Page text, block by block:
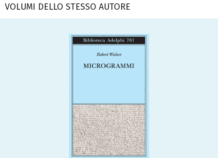
VOLUMI DELLO STESSO AUTORE